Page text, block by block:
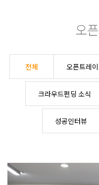
오
전체 오픈트레
크라우드펀딩 소식
성공인터뷰